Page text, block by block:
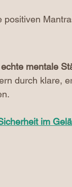
echte mentale
durch klare,
im